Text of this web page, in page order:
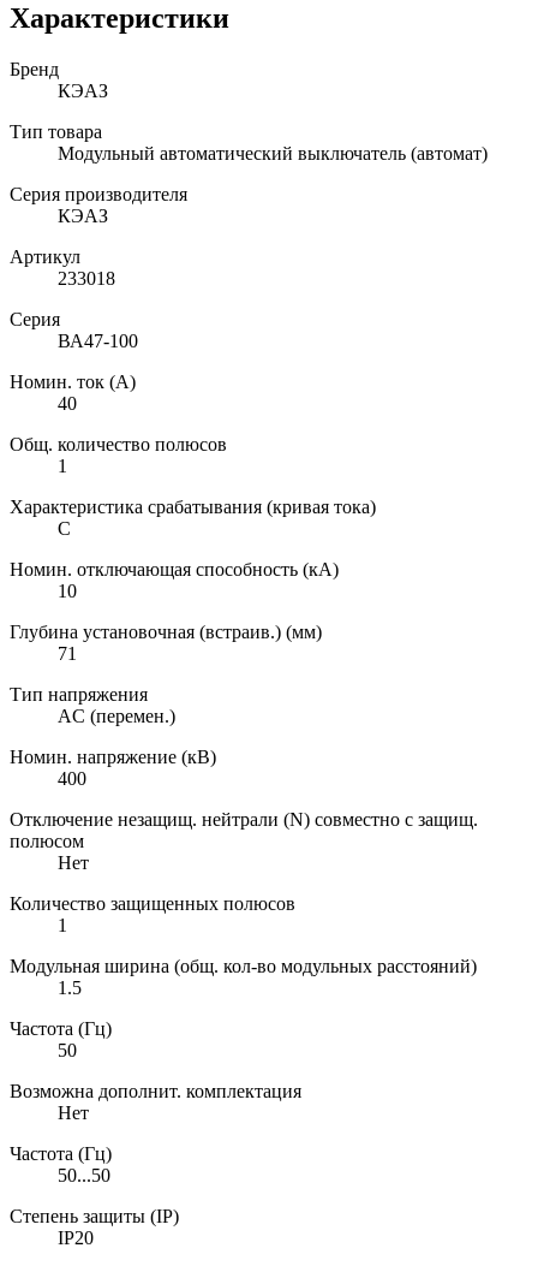
Характеристики
Бренд
КЭАЗ
Тип товара
Модульный автоматический выключатель (автомат)
Серия производителя
КЭАЗ
Артикул
233018
Серия
ВА47-100
Номин. ток (А)
40
Общ. количество полюсов
1
Характеристика срабатывания (кривая тока)
C
Номин. отключающая способность (кА)
10
Глубина установочная (встраив.) (мм)
71
Тип напряжения
AC (перемен.)
Номин. напряжение (кВ)
400
Отключение незащищ. нейтрали (N) совместно с защищ.
полюсом
Нет
Количество защищенных полюсов
1
Модульная ширина (общ. кол-во модульных расстояний)
1.5
Частота (Гц)
50
Возможна дополнит. комплектация
Нет
Частота (Гц)
50...50
Степень защиты (IP)
IP20